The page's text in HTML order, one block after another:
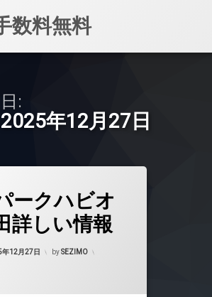
数料無料
日:
2025年12月27日
ークハビオ
詳しい情報
12月27日 bySEZIMO